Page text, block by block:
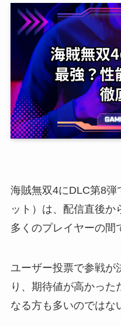
海賊無双4にDLC第8
ット）は、配信直後か
多くのプレイヤーの間
ユーザー投票で参戦が
り、期待値が高かった
なる方も多いのではな